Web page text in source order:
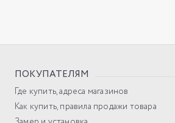
ПОКУПАТЕЛЯМ
Где купить, адреса магазинов
Как купить, правила продажи товара